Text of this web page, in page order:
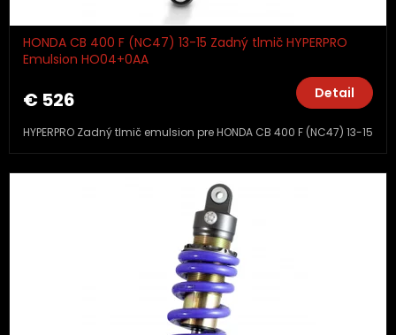
HONDA CB 400 F (NC47) 13-15 Zadný tlmič HYPERPRO
Emulsion HO04+0AA
€ 526 Detail
HYPERPRO Zadný tlmič emulsion pre HONDA CB 400 F (NC47) 13-15